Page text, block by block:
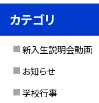
カテゴリ
新入生説明会動画
お知らせ
学校行事